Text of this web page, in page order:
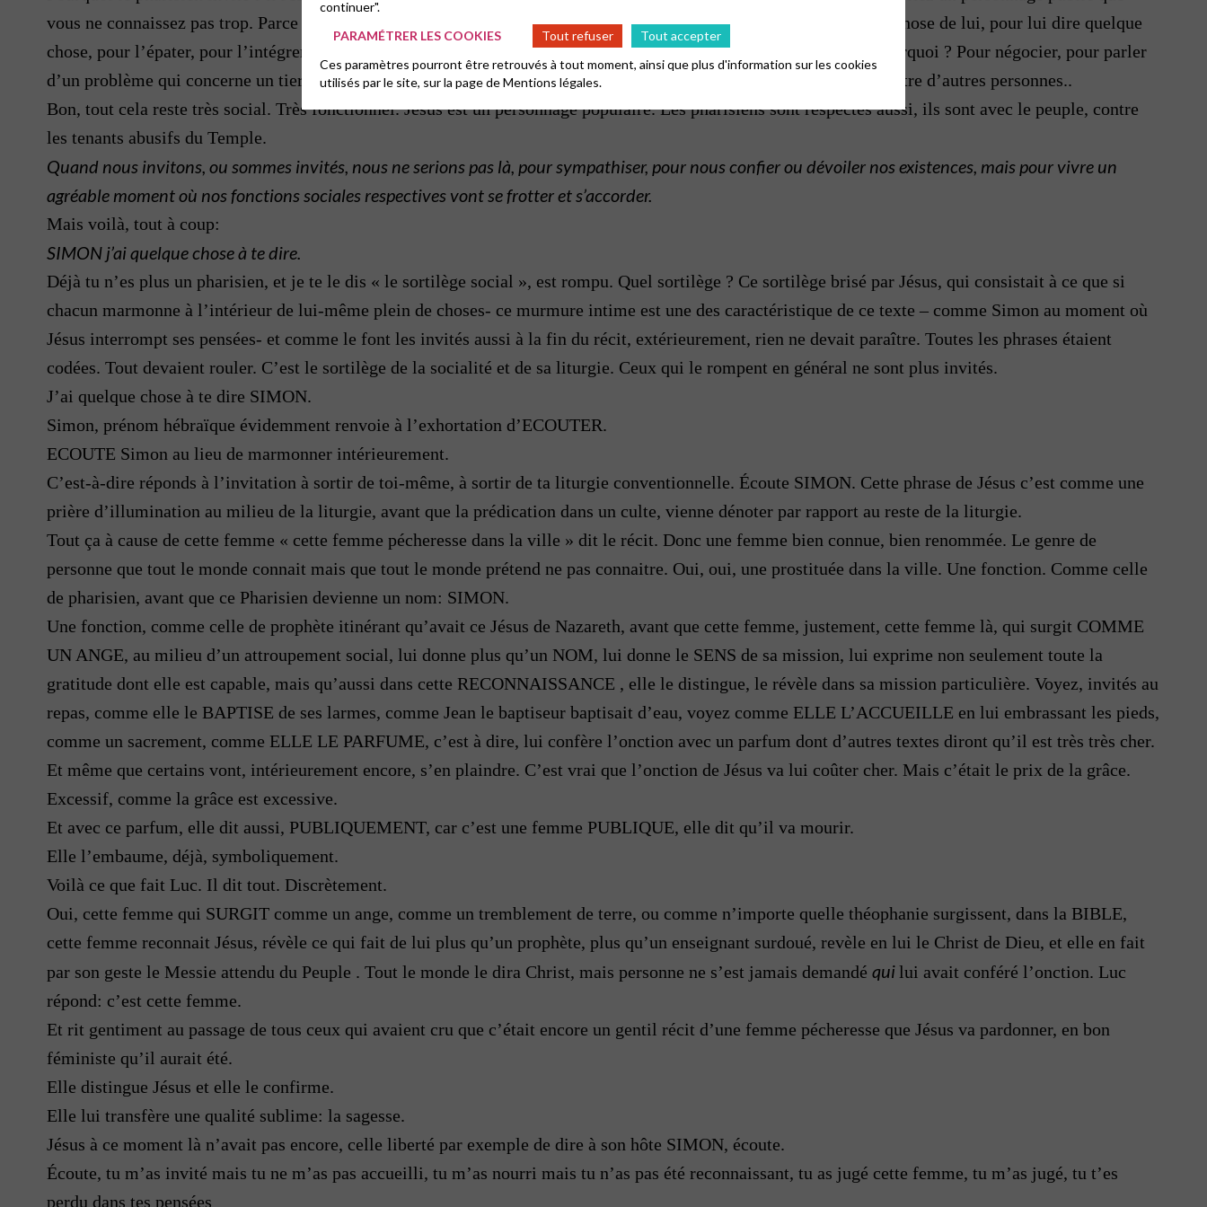
vous ne connaissez pas trop. Parce qu’il le faut. Mais aussi, pour le connaître, pour l’évaluer, pour recevoir quelque chose de lui, pour lui dire quelque
chose, pour l’épater, pour l’intégrer dans votre groupe, pour qu’à Dieu ne plaise il ne devienne pas votre ennemi, pourquoi ? Pour négocier, pour parler
d’un problème qui concerne un tiers, pour lui proposer une alliance, pour qu’il fasse quelque chose pour vous, ou contre d’autres personnes..
Bon, tout cela reste très social. Très fonctionnel. Jésus est un personnage populaire. Les pharisiens sont respectés aussi, ils sont avec le peuple, contre
les tenants abusifs du Temple.
Quand nous invitons, ou sommes invités, nous ne serions pas là, pour sympathiser, pour nous confier ou dévoiler nos existences, mais pour vivre un
agréable moment où nos fonctions sociales respectives vont se frotter et s’accorder.
Mais voilà, tout à coup:
SIMON j’ai quelque chose à te dire.
Déjà tu n’es plus un pharisien, et je te le dis « le sortilège social », est rompu. Quel sortilège ? Ce sortilège brisé par Jésus, qui consistait à ce que si
chacun marmonne à l’intérieur de lui-même plein de choses- ce murmure intime est une des caractéristique de ce texte – comme Simon au moment où
Jésus interrompt ses pensées- et comme le font les invités aussi à la fin du récit, extérieurement, rien ne devait paraître. Toutes les phrases étaient
codées. Tout devaient rouler. C’est le sortilège de la socialité et de sa liturgie. Ceux qui le rompent en général ne sont plus invités.
J’ai quelque chose à te dire SIMON.
Simon, prénom hébraïque évidemment renvoie à l’exhortation d’ECOUTER.
ECOUTE Simon au lieu de marmonner intérieurement.
C’est-à-dire réponds à l’invitation à sortir de toi-même, à sortir de ta liturgie conventionnelle. Écoute SIMON. Cette phrase de Jésus c’est comme une
prière d’illumination au milieu de la liturgie, avant que la prédication dans un culte, vienne dénoter par rapport au reste de la liturgie.
Tout ça à cause de cette femme « cette femme pécheresse dans la ville » dit le récit. Donc une femme bien connue, bien renommée. Le genre de
personne que tout le monde connait mais que tout le monde prétend ne pas connaitre. Oui, oui, une prostituée dans la ville. Une fonction. Comme celle
de pharisien, avant que ce Pharisien devienne un nom: SIMON.
Une fonction, comme celle de prophète itinérant qu’avait ce Jésus de Nazareth, avant que cette femme, justement, cette femme là, qui surgit COMME
UN ANGE, au milieu d’un attroupement social, lui donne plus qu’un NOM, lui donne le SENS de sa mission, lui exprime non seulement toute la
gratitude dont elle est capable, mais qu’aussi dans cette RECONNAISSANCE , elle le distingue, le révèle dans sa mission particulière. Voyez, invités au
repas, comme elle le BAPTISE de ses larmes, comme Jean le baptiseur baptisait d’eau, voyez comme ELLE L’ACCUEILLE en lui embrassant les pieds,
comme un sacrement, comme ELLE LE PARFUME, c’est à dire, lui confère l’onction avec un parfum dont d’autres textes diront qu’il est très très cher.
Et même que certains vont, intérieurement encore, s’en plaindre. C’est vrai que l’onction de Jésus va lui coûter cher. Mais c’était le prix de la grâce.
Excessif, comme la grâce est excessive.
Et avec ce parfum, elle dit aussi, PUBLIQUEMENT, car c’est une femme PUBLIQUE, elle dit qu’il va mourir.
Elle l’embaume, déjà, symboliquement.
Voilà ce que fait Luc. Il dit tout. Discrètement.
Oui, cette femme qui SURGIT comme un ange, comme un tremblement de terre, ou comme n’importe quelle théophanie surgissent, dans la BIBLE,
cette femme reconnait Jésus, révèle ce qui fait de lui plus qu’un prophète, plus qu’un enseignant surdoué, revèle en lui le Christ de Dieu, et elle en fait
par son geste le Messie attendu du Peuple . Tout le monde le dira Christ, mais personne ne s’est jamais demandé quilui avait conféré l’onction. Luc
répond: c’est cette femme.
Et rit gentiment au passage de tous ceux qui avaient cru que c’était encore un gentil récit d’une femme pécheresse que Jésus va pardonner, en bon
féministe qu’il aurait été.
Elle distingue Jésus et elle le confirme.
Elle lui transfère une qualité sublime: la sagesse.
Jésus à ce moment là n’avait pas encore, celle liberté par exemple de dire à son hôte SIMON, écoute.
Écoute, tu m’as invité mais tu ne m’as pas accueilli, tu m’as nourri mais tu n’as pas été reconnaissant, tu as jugé cette femme, tu m’as jugé, tu t’es
perdu dans tes pensées
continuer".
PARAMÉTRER LES COOKIES
Tout refuser
Tout accepter
Ces paramètres pourront être retrouvés à tout moment, ainsi que plus d'information sur les cookies
utilisés par le site, sur la page deMentions légales.